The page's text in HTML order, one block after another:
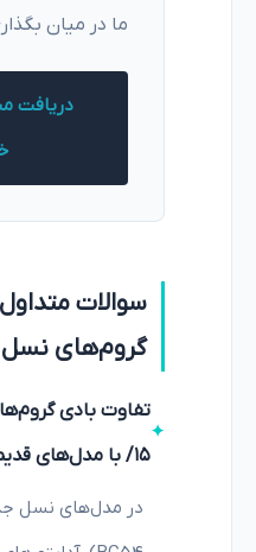
ما در میان
دریافت
سوالات متداول
گروم‌های
تفاوت بادی
۱۵/ با مدل‌های قدیمی در چیست؟